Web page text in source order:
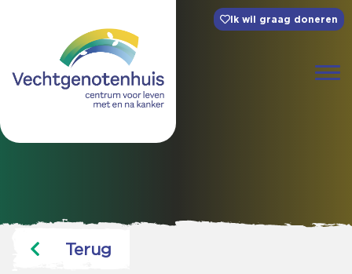
Ik wil graag doneren
Terug